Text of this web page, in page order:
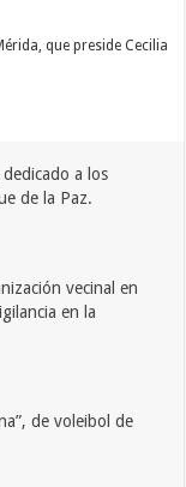
que preside Cecilia
a los
de la Paz.
vecinal en
en la
de voleibol de